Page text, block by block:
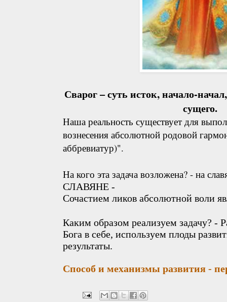
Сварог – суть исток, начало-
сущего.
Наша реальность существует для
вознесения абсолютной родовой
аббревиатур)".
На кого эта задача возложена? - на
СЛАВЯНЕ -
Сочастием ликов абсолютной воли
Каким образом реализуем задачу? -
Бога в себе, используем плоды
результаты.
Способ и механизмы развития -